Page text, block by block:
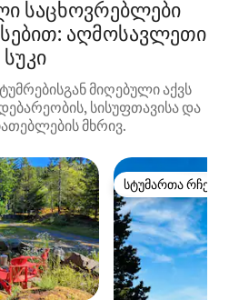
საცხოვრებლები
აღმოსავლეთი
სუკი
მიღებული აქვს
სისუფთავისა და
მხრივ.
ვარიანტი სტუმართა
სტუმართა